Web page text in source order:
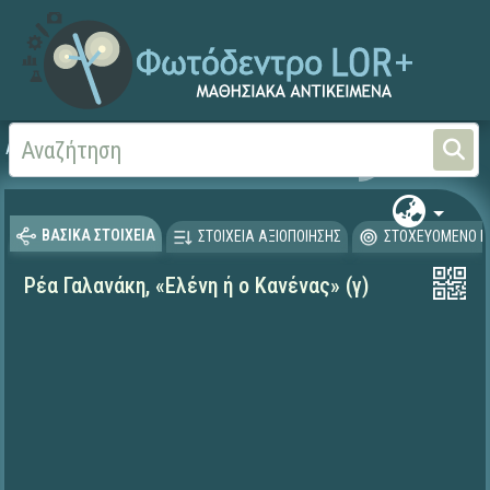
Αρχική Γλώσσα και Λογοτεχνία
ΒΑΣΙΚΑ ΣΤΟΙΧΕΙΑ ΣΤΟΙΧΕΙΑ ΑΞΙΟΠΟΙΗΣΗΣ ΣΤΟΧΕΥΟΜΕΝΟ
Ρέα Γαλανάκη, «Ελένη ή ο Κανένας» (γ)